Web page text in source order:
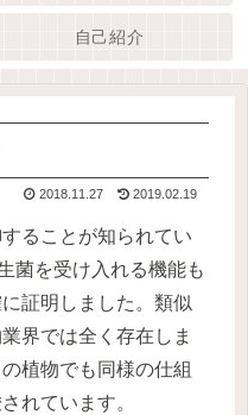
自己紹介
2018.11.27 2019.02.19
ることが知られてい
菌を受け入れる機能も
証明しました。類似
界では全く存在しま
植物でも同様の仕組
れています。